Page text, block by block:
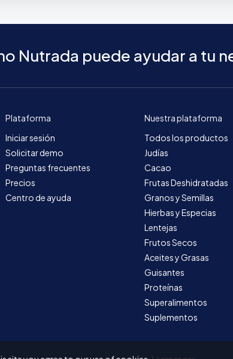
Nutrada puede ayudar a tu
Plataforma
Iniciar sesión
Solicitar demo
Preguntas frecuentes
Precios
Centro de ayuda
Nuestra plataforma
Todos los productos
Judías
Cacao
Frutas Deshidratadas
Granos y Semillas
Hierbas y Especias
Lentejas
Frutos Secos
Aceites y Grasas
Guisantes
Proteínas
Superalimentos
Suplementos